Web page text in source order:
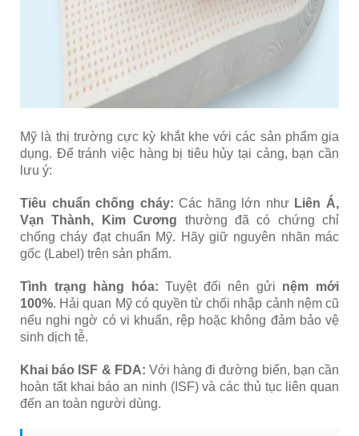
Mỹ là thị trường cực kỳ khắt khe với các sản phẩm gia
dụng. Để tránh việc hàng bị tiêu hủy tại cảng, bạn cần
lưu ý:
Tiêu chuẩn chống cháy: Các hãng lớn như Liên Á,
Vạn Thành, Kim Cương thường đã có chứng chỉ
chống cháy đạt chuẩn Mỹ. Hãy giữ nguyên nhãn mác
gốc (Label) trên sản phẩm.
Tình trạng hàng hóa: Tuyệt đối nên gửi nệm mới
100%. Hải quan Mỹ có quyền từ chối nhập cảnh nệm cũ
nếu nghi ngờ có vi khuẩn, rệp hoặc không đảm bảo vệ
sinh dịch tễ.
Khai báo ISF & FDA: Với hàng đi đường biển, bạn cần
hoàn tất khai báo an ninh (ISF) và các thủ tục liên quan
đến an toàn người dùng.